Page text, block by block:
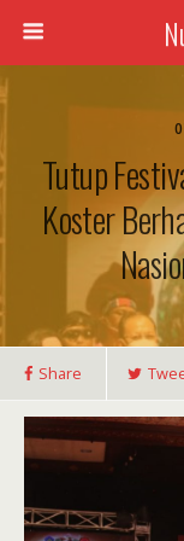
Tutup
Koster
Share